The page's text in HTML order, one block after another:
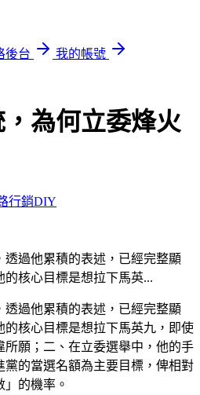
後台
我的帳號
為何立委烽火
行銷DIY
透過他累積的表述，已經完整顯
核心目標是想拉下馬英...
透過他累積的表述，已經完整顯
的核心目標是想拉下馬英九，即使
所願；二、在立委選舉中，他的手
的當選名額為主要目標，俾相對
的機率。